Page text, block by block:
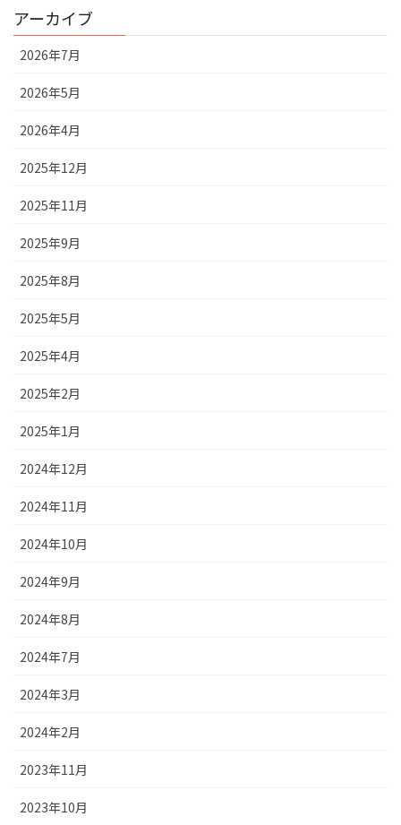
アーカイブ
2026年7月
2026年5月
2026年4月
2025年12月
2025年11月
2025年9月
2025年8月
2025年5月
2025年4月
2025年2月
2025年1月
2024年12月
2024年11月
2024年10月
2024年9月
2024年8月
2024年7月
2024年3月
2024年2月
2023年11月
2023年10月